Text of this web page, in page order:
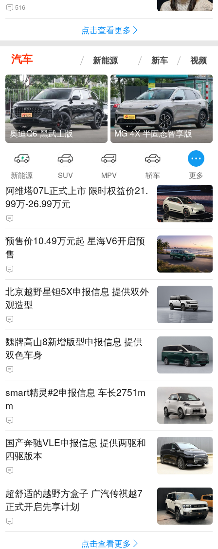
516
点击查看更多
汽车 新能源 新车 视频
奥迪Q6 黑武士版 MG 4X 半固态智享版
新能源 SUV MPV 轿车 更多
阿维塔07L正式上市 限时权益价21.
99万-26.99万元
预售价10.49万元起 星海V6开启预
售
北京越野星钽5X申报信息 提供双外
观造型
魏牌高山8新增版型申报信息 提供
双色车身
smart精灵#2申报信息 车长2751m
m
国产奔驰VLE申报信息 提供两驱和
四驱版本
超舒适的越野方盒子 广汽传祺越7
正式开启先享计划
点击查看更多